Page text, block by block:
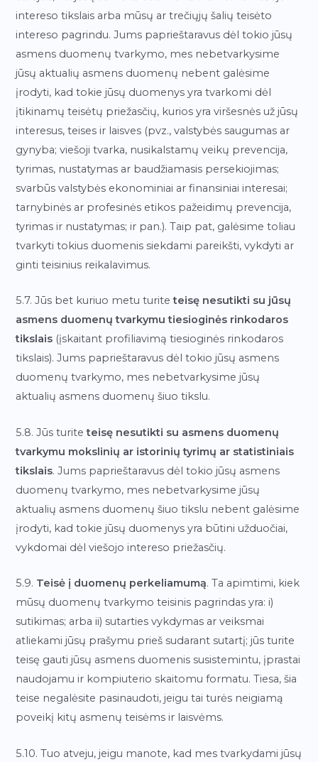
intereso tikslais arba mūsų ar trečiųjų šalių teisėto
intereso pagrindu. Jums paprieštaravus dėl tokio jūsų
asmens duomenų tvarkymo, mes nebetvarkysime
jūsų aktualių asmens duomenų nebent galėsime
įrodyti, kad tokie jūsų duomenys yra tvarkomi dėl
įtikinamų teisėtų priežasčių, kurios yra viršesnės už jūsų
interesus, teises ir laisves (pvz., valstybės saugumas ar
gynyba; viešoji tvarka, nusikalstamų veikų prevencija,
tyrimas, nustatymas ar baudžiamasis persekiojimas;
svarbūs valstybės ekonominiai ar finansiniai interesai;
tarnybinės ar profesinės etikos pažeidimų prevencija,
tyrimas ir nustatymas; ir pan.). Taip pat, galėsime toliau
tvarkyti tokius duomenis siekdami pareikšti, vykdyti ar
ginti teisinius reikalavimus.
5.7. Jūs bet kuriuo metu turiteteisę nesutikti su jūsų
asmens duomenų tvarkymu tiesioginės rinkodaros
tikslais (įskaitant profiliavimą tiesioginės rinkodaros
tikslais). Jums paprieštaravus dėl tokio jūsų asmens
duomenų tvarkymo, mes nebetvarkysime jūsų
aktualių asmens duomenų šiuo tikslu.
5.8. Jūs turiteteisę nesutikti su asmens duomenų
tvarkymu mokslinių ar istorinių tyrimų ar statistiniais
tikslais. Jums paprieštaravus dėl tokio jūsų asmens
duomenų tvarkymo, mes nebetvarkysime jūsų
aktualių asmens duomenų šiuo tikslu nebent galėsime
įrodyti, kad tokie jūsų duomenys yra būtini užduočiai,
vykdomai dėl viešojo intereso priežasčių.
5.9. Teisė į duomenų perkeliamumą. Ta apimtimi, kiek
mūsų duomenų tvarkymo teisinis pagrindas yra: i)
sutikimas; arba ii) sutarties vykdymas ar veiksmai
atliekami jūsų prašymu prieš sudarant sutartį; jūs turite
teisę gauti jūsų asmens duomenis susistemintu, įprastai
naudojamu ir kompiuterio skaitomu formatu. Tiesa, šia
teise negalėsite pasinaudoti, jeigu tai turės neigiamą
poveikį kitų asmenų teisėms ir laisvėms.
5.10. Tuo atveju, jeigu manote, kad mes tvarkydami jūsų